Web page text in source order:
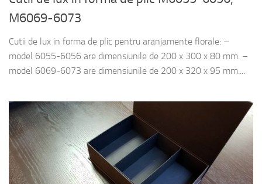
M6069-6073
Cutii de lux in forma de plic pentru aranjamente florale: –
model 6055-6056 are dimensiunile de 200 x 300 x 80 mm. –
model 6069-6073 are dimensiunile de 200 x 320 x 95 mm....